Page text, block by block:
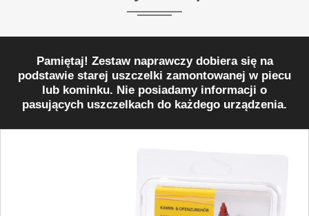
Pamiętaj! Zestaw naprawczy dobiera się na
podstawie starej uszczelki zamontowanej w piecu
lub kominku. Nie posiadamy informacji o
pasujących uszczelkach do każdego urządzenia.